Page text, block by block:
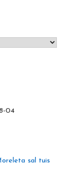
04
sal tuis